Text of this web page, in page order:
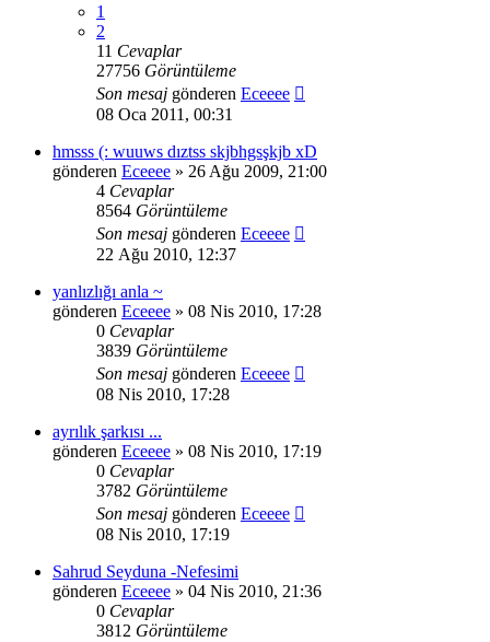
1
2
11 Cevaplar
27756 Görüntüleme
Son mesaj gönderen Eceeee
08 Oca 2011, 00:31
hmsss (: wuuws dıztss skjbhgsşkjb xD
gönderen Eceeee » 26 Ağu 2009, 21:00
4 Cevaplar
8564 Görüntüleme
Son mesaj gönderen Eceeee
22 Ağu 2010, 12:37
yanlızlığı anla ~
gönderen Eceeee » 08 Nis 2010, 17:28
0 Cevaplar
3839 Görüntüleme
Son mesaj gönderen Eceeee
08 Nis 2010, 17:28
ayrılık şarkısı ...
gönderen Eceeee » 08 Nis 2010, 17:19
0 Cevaplar
3782 Görüntüleme
Son mesaj gönderen Eceeee
08 Nis 2010, 17:19
Sahrud Seyduna -Nefesimi
gönderen Eceeee » 04 Nis 2010, 21:36
0 Cevaplar
3812 Görüntüleme